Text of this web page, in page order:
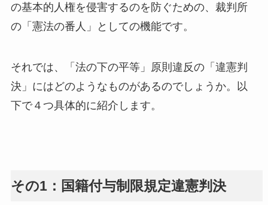
の基本的人権を侵害するのを防ぐための、裁判所
の「憲法の番人」としての機能です。
それでは、「法の下の平等」原則違反の「違憲判
決」にはどのようなものがあるのでしょうか。以
下で４つ具体的に紹介します。
その1：国籍付与制限規定違憲判決